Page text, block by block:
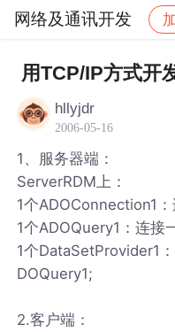
网络及通讯开发
社区 网络及通讯开
用TCP/IP方式开
hllyjdr
2006-05-16
1、服务器端：
ServerRDM上：
1个ADOConnection1
1个ADOQuery1：连接
1个DataSetProvider1
DOQuery1;
2.客户端：